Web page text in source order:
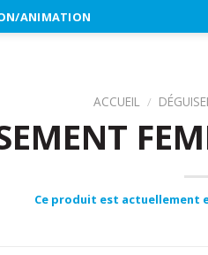
ANIMATION
ACCUEIL /
Ce produit est actuellement